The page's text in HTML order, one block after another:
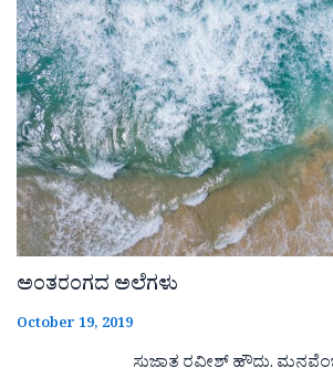
ಅಂತರಂಗದ ಅಲೆಗಳು
October 19, 2019